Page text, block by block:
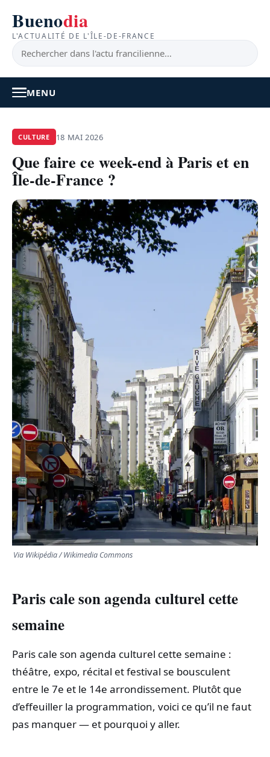
Buenodia
L'ACTUALITÉ DE L'ÎLE-DE-FRANCE
MENU
ACTUALITÉ
FEEL GOOD
FAITS DIVERS
TRANSPORTS
ÉCONOMIE
POLITIQUE
SPORT
CULTURE
SCIENCES & TECH
CULTURE 18 MAI 2026
Que faire ce week-end à Paris et en
Île-de-France ?
Via Wikipédia / Wikimedia Commons
Paris cale son agenda culturel cette
semaine
Paris cale son agenda culturel cette semaine :
théâtre, expo, récital et festival se bousculent
entre le 7e et le 14e arrondissement. Plutôt que
d’effeuiller la programmation, voici ce qu’il ne faut
pas manquer — et pourquoi y aller.